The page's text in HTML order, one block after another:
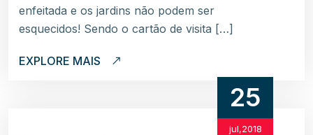
enfeitada e os jardins não podem ser
esquecidos! Sendo o cartão de visita […]
EXPLORE MAIS
25
jul,2018